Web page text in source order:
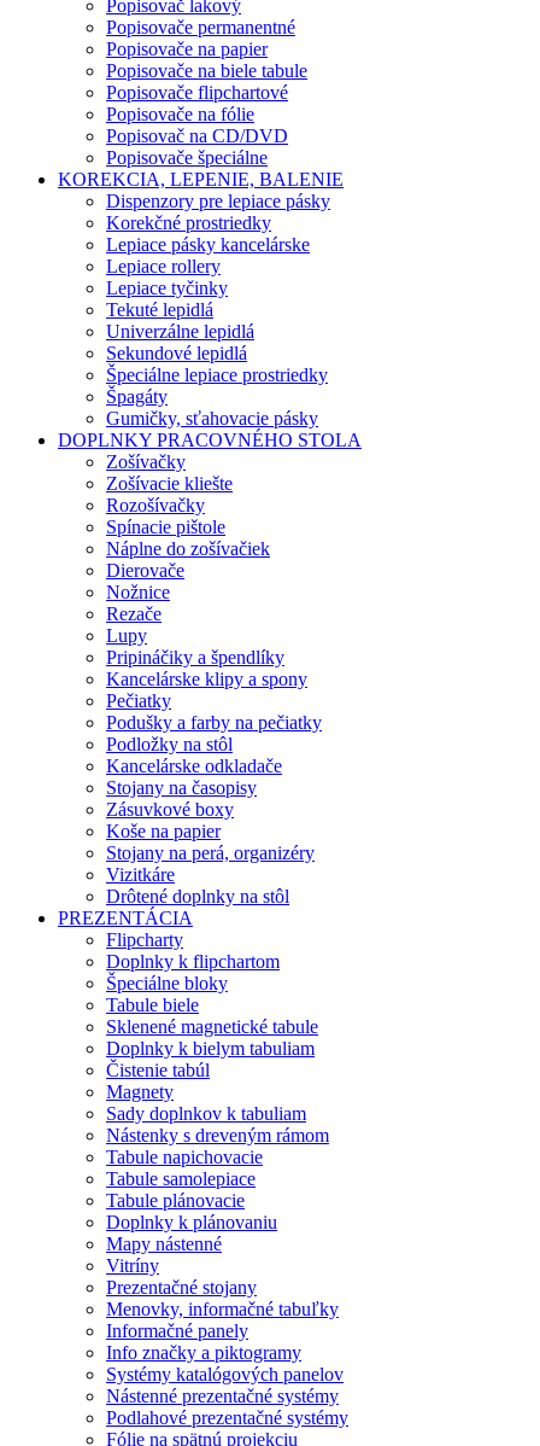
Popisovač lakový
Popisovače permanentné
Popisovače na papier
Popisovače na biele tabule
Popisovače flipchartové
Popisovače na fólie
Popisovač na CD/DVD
Popisovače špeciálne
KOREKCIA, LEPENIE, BALENIE
Dispenzory pre lepiace pásky
Korekčné prostriedky
Lepiace pásky kancelárske
Lepiace rollery
Lepiace tyčinky
Tekuté lepidlá
Univerzálne lepidlá
Sekundové lepidlá
Špeciálne lepiace prostriedky
Špagáty
Gumičky, sťahovacie pásky
DOPLNKY PRACOVNÉHO STOLA
Zošívačky
Zošívacie kliešte
Rozošívačky
Spínacie pištole
Náplne do zošívačiek
Dierovače
Nožnice
Rezače
Lupy
Pripináčiky a špendlíky
Kancelárske klipy a spony
Pečiatky
Podušky a farby na pečiatky
Podložky na stôl
Kancelárske odkladače
Stojany na časopisy
Zásuvkové boxy
Koše na papier
Stojany na perá, organizéry
Vizitkáre
Drôtené doplnky na stôl
PREZENTÁCIA
Flipcharty
Doplnky k flipchartom
Špeciálne bloky
Tabule biele
Sklenené magnetické tabule
Doplnky k bielym tabuliam
Čistenie tabúl
Magnety
Sady doplnkov k tabuliam
Nástenky s dreveným rámom
Tabule napichovacie
Tabule samolepiace
Tabule plánovacie
Doplnky k plánovaniu
Mapy nástenné
Vitríny
Prezentačné stojany
Menovky, informačné tabuľky
Informačné panely
Info značky a piktogramy
Systémy katalógových panelov
Nástenné prezentačné systémy
Podlahové prezentačné systémy
Fólie na spätnú projekciu